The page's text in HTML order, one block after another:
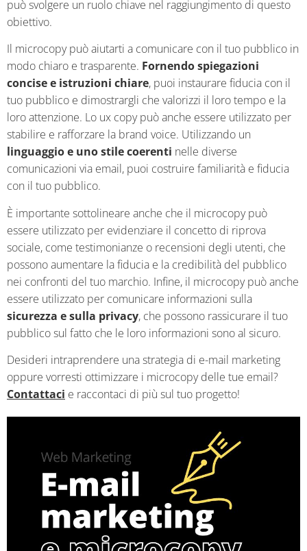
può svolgere un ruolo chiave nel raggiungimento di questo
obiettivo.
Il microcopy può aiutarti a comunicare con il tuo pubblico in
modo chiaro e trasparente. Fornendo spiegazioni
concise e istruzioni chiare, puoi instaurare fiducia con il
tuo pubblico e dimostrargli che valorizzi il loro tempo e la
loro attenzione. Lo ux copy può anche essere utilizzato per
stabilire e rafforzare la brand voice. Utilizzando un
linguaggio e uno stile coerenti nelle diverse
comunicazioni via email, puoi costruire familiarità e fiducia
con il tuo pubblico.
È importante sottolineare anche che il microcopy può
essere utilizzato per evidenziare il concetto di riprova
sociale, come testimonianze o recensioni degli utenti, che
possono aumentare la fiducia e la credibilità del pubblico
nei confronti del tuo marchio. Infine, il microcopy può anche
essere utilizzato per comunicare informazioni sulla
sicurezza e sulla privacy, che possono rassicurare il tuo
pubblico sul fatto che le loro informazioni sono al sicuro.
Desideri intraprendere una strategia di e-mail marketing
oppure vorresti ottimizzare i microcopy delle tue email?
Contattaci e raccontaci di più sul tuo progetto!